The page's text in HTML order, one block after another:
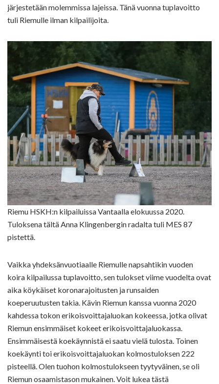
järjestetään molemmissa lajeissa. Tänä vuonna tuplavoitto
tuli Riemulle ilman kilpailijoita.
Riemu HSKH:n kilpailuissa Vantaalla elokuussa 2020.
Tuloksena tältä Anna Klingenbergin radalta tuli MES 87
pistettä.
Vaikka yhdeksänvuotiaalle Riemulle napsahtikin vuoden
koira kilpailussa tuplavoitto, sen tulokset viime vuodelta ovat
aika köykäiset koronarajoitusten ja runsaiden
koeperuutusten takia. Kävin Riemun kanssa vuonna 2020
kahdessa tokon erikoisvoittajaluokan kokeessa, jotka olivat
Riemun ensimmäiset kokeet erikoisvoittajaluokassa.
Ensimmäisestä koekäynnistä ei saatu vielä tulosta. Toinen
koekäynti toi erikoisvoittajaluokan kolmostuloksen 222
pisteellä. Olen tuohon kolmostulokseen tyytyväinen, se oli
Riemun osaamistason mukainen. Voit lukea tästä